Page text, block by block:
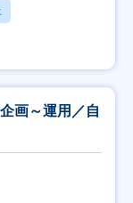
画～運用／自